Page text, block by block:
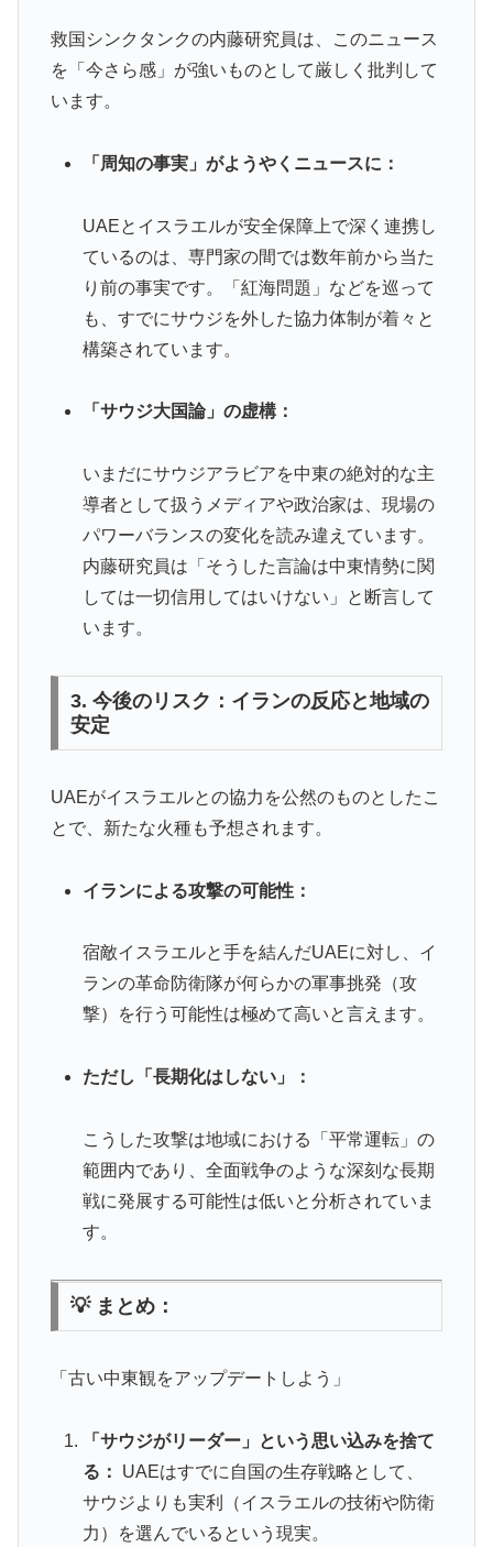
救国シンクタンクの内藤研究員は、このニュース
を「今さら感」が強いものとして厳しく批判して
います。
「周知の事実」がようやくニュースに：
UAEとイスラエルが安全保障上で深く連携し
ているのは、専門家の間では数年前から当た
り前の事実です。「紅海問題」などを巡って
も、すでにサウジを外した協力体制が着々と
構築されています。
「サウジ大国論」の虚構：
いまだにサウジアラビアを中東の絶対的な主
導者として扱うメディアや政治家は、現場の
パワーバランスの変化を読み違えています。
内藤研究員は「そうした言論は中東情勢に関
しては一切信用してはいけない」と断言して
います。
3. 今後のリスク：イランの反応と地域の
安定
UAEがイスラエルとの協力を公然のものとしたこ
とで、新たな火種も予想されます。
イランによる攻撃の可能性：
宿敵イスラエルと手を結んだUAEに対し、イ
ランの革命防衛隊が何らかの軍事挑発（攻
撃）を行う可能性は極めて高いと言えます。
ただし「長期化はしない」：
こうした攻撃は地域における「平常運転」の
範囲内であり、全面戦争のような深刻な長期
戦に発展する可能性は低いと分析されていま
す。
💡 まとめ：
「古い中東観をアップデートしよう」
「サウジがリーダー」という思い込みを捨て
る：
UAEはすでに自国の生存戦略として、
サウジよりも実利（イスラエルの技術や防衛
力）を選んでいるという現実。